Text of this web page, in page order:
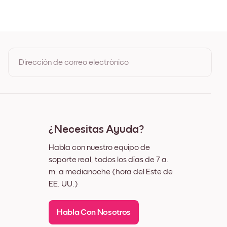
Dirección de correo electrónico
¿Necesitas Ayuda?
Habla con nuestro equipo de
soporte real, todos los días de 7 a.
m. a medianoche (hora del Este de
EE. UU.)
Habla Con Nosotros